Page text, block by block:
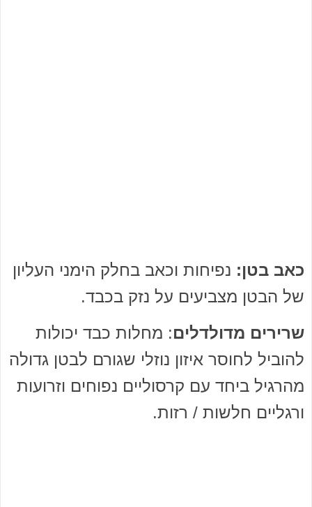
כאב בטן: נפיחות וכאב בחלק הימני העליון
של הבטן מצביעים על נזק בכבד.
שרירים מדולדלים: מחלות כבד יכולות
להוביל לחוסר איזון נוזלי שגורם לבטן גדולה
מהרגיל ביחד עם קרסוליים נפוחים וזרועות
ורגליים חלשות / רזות.